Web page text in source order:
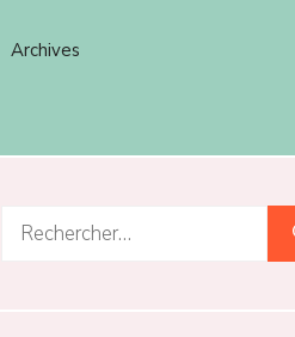
Archives
Rechercher :